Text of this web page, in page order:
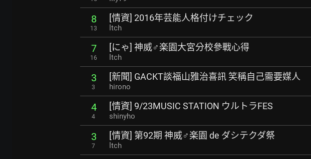
8
13
[情資] 2016年芸能人格付けチェック
ltch
7
16
[にゃ] 神威♂楽園大宮分校參戰心得
ltch
3
3
[新聞] GACKT談福山雅治喜訊 笑稱自己需要媒人
hirono
4
4
[情資] 9/23MUSIC STATION ウルトラFES
shinyho
3
7
[情資] 第92期 神威♂楽園 de ダシテクダ祭
ltch